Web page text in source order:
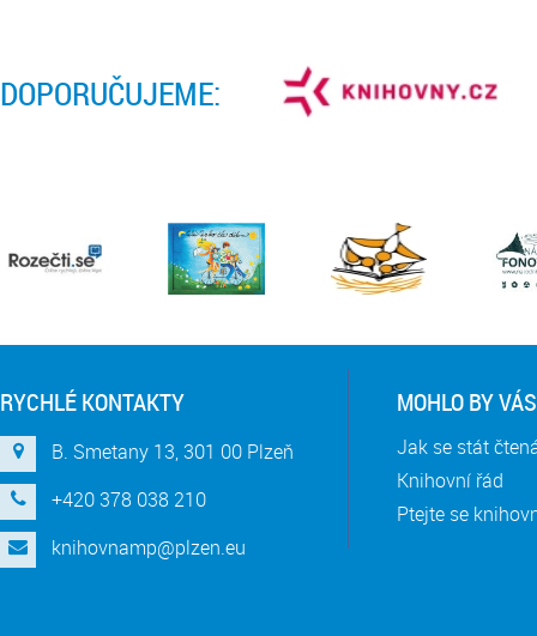
DOPORUČUJEME:
RYCHLÉ KONTAKTY
B. Smetany 13, 301 00 Plzeň
+420 378 038 210
knihovnamp@plzen.eu
MOHLO BY
Jak se stát
Knihovní řád
Ptejte se